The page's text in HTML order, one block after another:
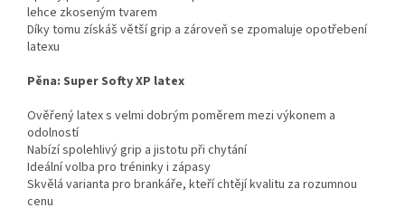
lehce zkoseným tvarem
Díky tomu získáš větší grip a zároveň se zpomaluje opotřebení
latexu
Pěna: Super Softy XP latex
Ověřený latex s velmi dobrým poměrem mezi výkonem a
odolností
Nabízí spolehlivý grip a jistotu při chytání
Ideální volba pro tréninky i zápasy
Skvělá varianta pro brankáře, kteří chtějí kvalitu za rozumnou
cenu